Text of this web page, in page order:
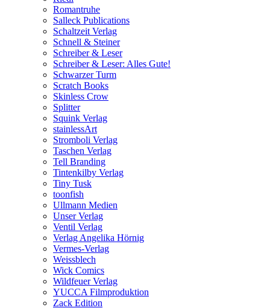
Romantruhe
Salleck Publications
Schaltzeit Verlag
Schnell & Steiner
Schreiber & Leser
Schreiber & Leser: Alles Gute!
Schwarzer Turm
Scratch Books
Skinless Crow
Splitter
Squink Verlag
stainlessArt
Stromboli Verlag
Taschen Verlag
Tell Branding
Tintenkilby Verlag
Tiny Tusk
toonfish
Ullmann Medien
Unser Verlag
Ventil Verlag
Verlag Angelika Hörnig
Vermes-Verlag
Weissblech
Wick Comics
Wildfeuer Verlag
YUCCA Filmproduktion
Zack Edition